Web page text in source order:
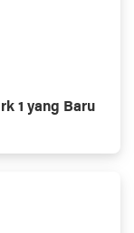
1 yang Baru